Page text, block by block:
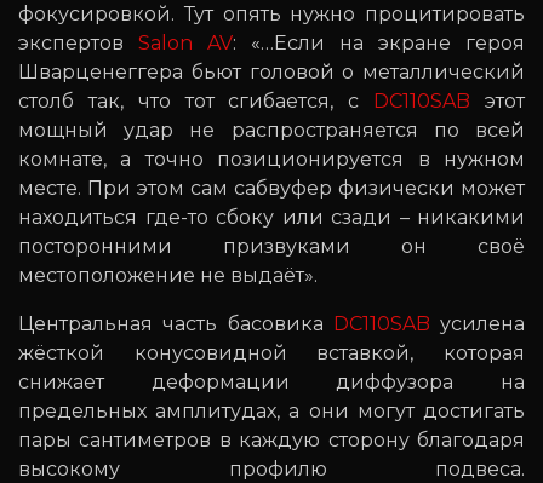
фокусировкой. Тут опять нужно процитировать
экспертов Salon AV: «…Если на экране героя
Шварценеггера бьют головой о металлический
столб так, что тот сгибается, с DC110SAB этот
мощный удар не распространяется по всей
комнате, а точно позиционируется в нужном
месте. При этом сам сабвуфер физически может
находиться где-то сбоку или сзади – никакими
посторонними призвуками он своё
местоположение не выдаёт».
Центральная часть басовика DC110SAB усилена
жёсткой конусовидной вставкой, которая
снижает деформации диффузора на
предельных амплитудах, а они могут достигать
пары сантиметров в каждую сторону благодаря
высокому профилю подвеса.